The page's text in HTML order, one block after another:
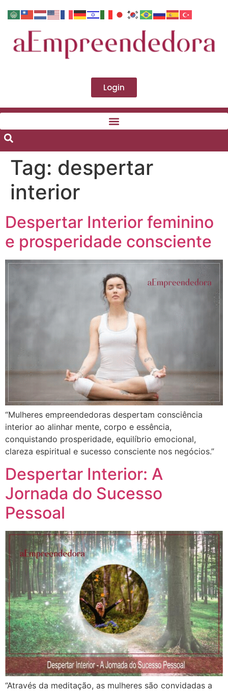
Login
Tag: despertar
interior
Despertar Interior feminino
e prosperidade consciente
“Mulheres empreendedoras despertam consciência
interior ao alinhar mente, corpo e essência,
conquistando prosperidade, equilíbrio emocional,
clareza espiritual e sucesso consciente nos negócios.”
Despertar Interior: A
Jornada do Sucesso
Pessoal
“Através da meditação, as mulheres são convidadas a